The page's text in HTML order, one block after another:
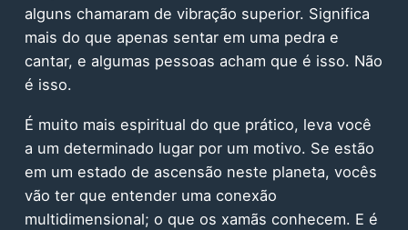
alguns chamaram de vibração superior. Significa
mais do que apenas sentar em uma pedra e
cantar, e algumas pessoas acham que é isso. Não
é isso.
É muito mais espiritual do que prático, leva você
a um determinado lugar por um motivo. Se estão
em um estado de ascensão neste planeta, vocês
vão ter que entender uma conexão
multidimensional; o que os xamãs conhecem. E é